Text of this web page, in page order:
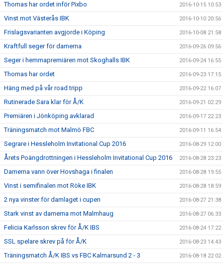
Thomas har ordet inför Pixbo 2016-10-15 10:53
Vinst mot Västerås IBK 2016-10-10 20:56
Frislagsvarianten avgjorde i Köping 2016-10-08 21:58
Kraftfull seger för damerna 2016-09-26 09:56
Seger i hemmapremiären mot Skoghalls IBK 2016-09-24 16:55
Thomas har ordet 2016-09-23 17:15
Häng med på vår road tripp 2016-09-22 16:07
Rutinerade Sara klar för Å/K 2016-09-21 02:29
Premiären i Jönköping avklarad 2016-09-17 22:23
Träningsmatch mot Malmö FBC 2016-09-11 16:54
Segrare i Hessleholm Invitational Cup 2016 2016-08-29 12:00
Årets Poängdrottningen i Hessleholm Invitational Cup 2016 2016-08-28 23:23
Damerna vann över Hovshaga i finalen 2016-08-28 19:55
Vinst i semifinalen mot Röke IBK 2016-08-28 18:59
2 nya vinster för damlaget i cupen 2016-08-27 21:38
Stark vinst av damerna mot Malmhaug 2016-08-27 06:33
Felicia Karlsson skrev för Å/K IBS 2016-08-24 17:22
SSL spelare skrev på för Å/K 2016-08-23 14:43
Träningsmatch Å/K IBS vs FBC Kalmarsund 2 - 3 2016-08-18 22:02